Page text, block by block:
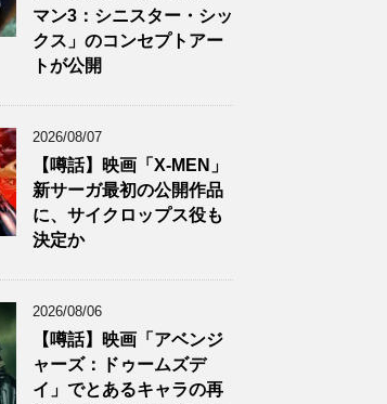
マン3：シニスター・シッ
クス」のコンセプトアー
トが公開
2026/08/07
【噂話】映画「X-MEN」
新サーガ最初の公開作品
に、サイクロップス役も
決定か
2026/08/06
【噂話】映画「アベンジ
ャーズ：ドゥームズデ
イ」でとあるキャラの再